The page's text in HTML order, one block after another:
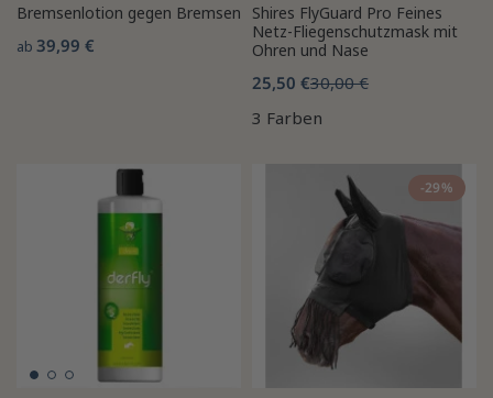
Bremsenlotion gegen Bremsen
ab 39,99 €
Shires FlyGuard Pro Feines
Netz-Fliegenschutzmask mit
Ohren und Nase
25,50 €30,00 €
3 Farben
-29%